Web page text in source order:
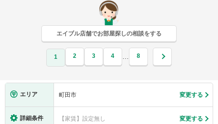
エイブル店舗でお部屋探しの相談をする
1 2 3 4 … 8
エリア 町田市 変更する
詳細条件 【家賃】設定無し 変更する